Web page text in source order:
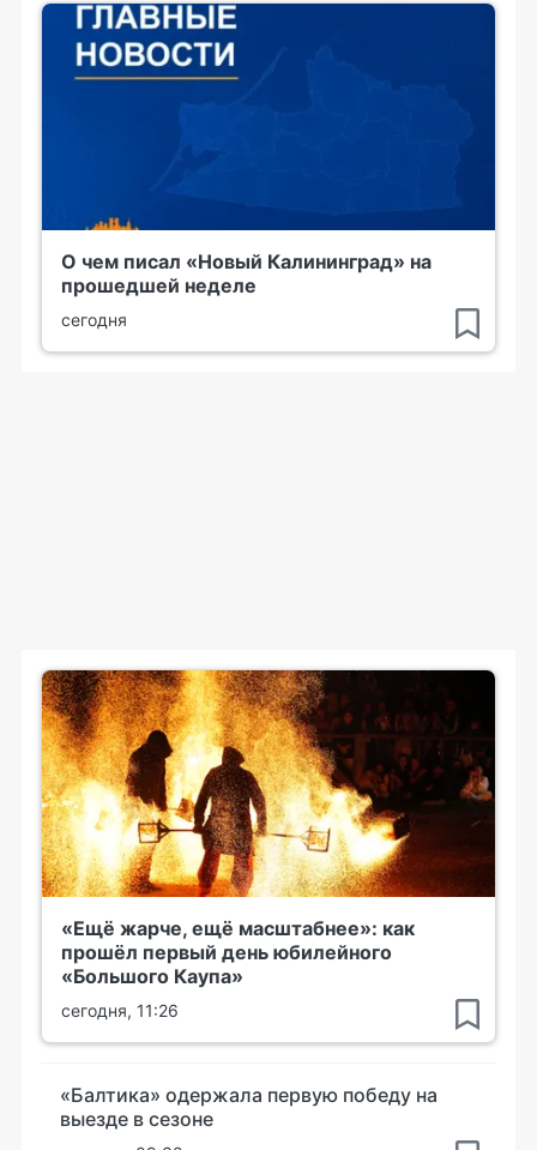
О чем писал «Новый Калининград» на
прошедшей неделе
сегодня
«Ещё жарче, ещё масштабнее»: как
прошёл первый день юбилейного
«Большого Каупа»
сегодня, 11:26
«Балтика» одержала первую победу на
выезде в сезоне